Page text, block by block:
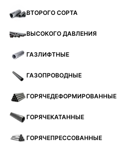
ВТОРОГО СОРТА
ВЫСОКОГО ДАВЛЕНИЯ
ГАЗЛИФТНЫЕ
ГАЗОПРОВОДНЫЕ
ГОРЯЧЕДЕФОРМИРОВАННЫЕ
ГОРЯЧЕКАТАННЫЕ
ГОРЯЧЕПРЕССОВАННЫЕ